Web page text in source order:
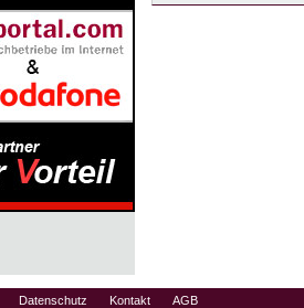
Datenschutz Kontakt AGB